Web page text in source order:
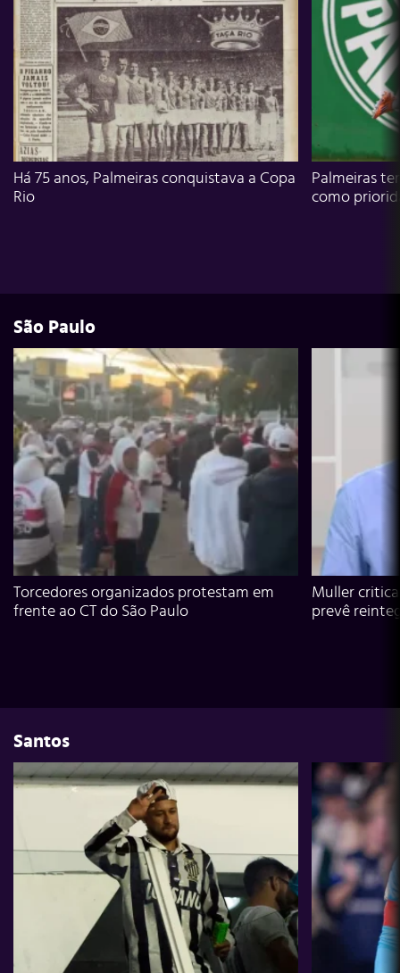
Há 75 anos, Palmeiras conquistava a Copa
Rio
Palmeiras
como
São Paulo
Torcedores organizados protestam em
frente ao CT do São Paulo
Muller
prevê
Santos